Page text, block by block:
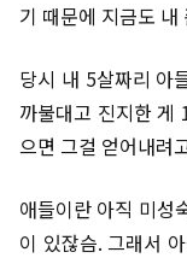
기 때문에 지금도
당시 내 5살짜리 아
까불대고 진지한 게
으면 그걸 얻어내려
애들이란 아직 미성
이 있잖슴. 그래서